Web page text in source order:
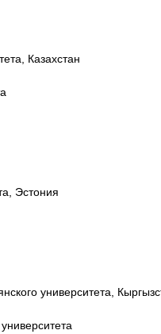
Казахстан
Эстония
университета,